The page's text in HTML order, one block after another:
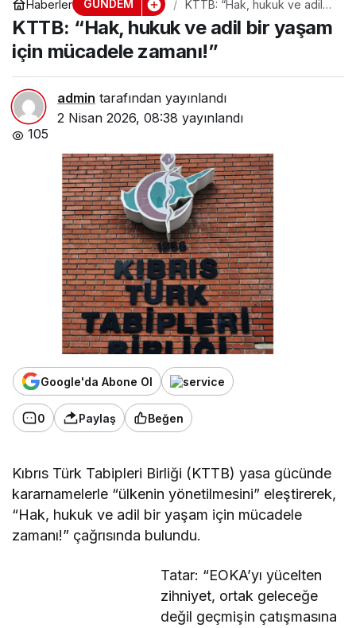
Haberler GÜNDEM
KTTB: “Hak, hukuk ve adil
bir yaşam için mücadele
zamanı!”
KTTB: “Hak, hukuk ve adil bir yaşam
için mücadele zamanı!”
admin tarafından yayınlandı
2 Nisan 2026, 08:38 yayınlandı
105
Google'da Abone Ol
0 Paylaş Beğen
Kıbrıs Türk Tabipleri Birliği (KTTB) yasa gücünde
kararnamelerle “ülkenin yönetilmesini” eleştirerek,
“Hak, hukuk ve adil bir yaşam için mücadele
zamanı!” çağrısında bulundu.
Tatar: “EOKA’yı yücelten
zihniyet, ortak geleceğe
değil geçmişin çatışmasına